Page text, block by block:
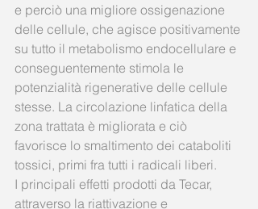
e perciò una migliore ossigenazione
delle cellule, che agisce positivamente
su tutto il metabolismo endocellulare e
conseguentemente stimola le
potenzialità rigenerative delle cellule
stesse. La circolazione linfatica della
zona trattata è migliorata e ciò
favorisce lo smaltimento dei cataboliti
tossici, primi fra tutti i radicali liberi.
I principali effetti prodotti da Tecar,
attraverso la riattivazione e